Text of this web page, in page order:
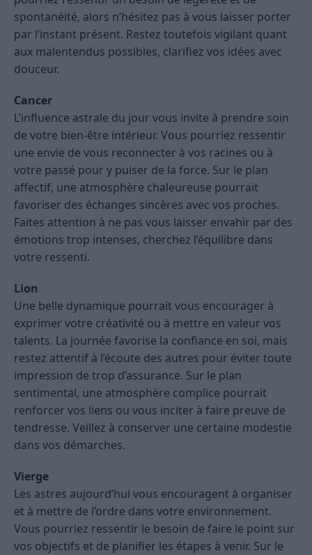
spontanéité, alors n’hésitez pas à vous laisser porter
par l’instant présent. Restez toutefois vigilant quant
aux malentendus possibles, clarifiez vos idées avec
douceur.
Cancer
L’influence astrale du jour vous invite à prendre soin
de votre bien-être intérieur. Vous pourriez ressentir
une envie de vous reconnecter à vos racines ou à
votre passé pour y puiser de la force. Sur le plan
affectif, une atmosphère chaleureuse pourrait
favoriser des échanges sincères avec vos proches.
Faites attention à ne pas vous laisser envahir par des
émotions trop intenses, cherchez l’équilibre dans
votre ressenti.
Lion
Une belle dynamique pourrait vous encourager à
exprimer votre créativité ou à mettre en valeur vos
talents. La journée favorise la confiance en soi, mais
restez attentif à l’écoute des autres pour éviter toute
impression de trop d’assurance. Sur le plan
sentimental, une atmosphère complice pourrait
renforcer vos liens ou vous inciter à faire preuve de
tendresse. Veillez à conserver une certaine modestie
dans vos démarches.
Vierge
Les astres aujourd’hui vous encouragent à organiser
et à mettre de l’ordre dans votre environnement.
Vous pourriez ressentir le besoin de faire le point sur
vos objectifs et de planifier les étapes à venir. Sur le